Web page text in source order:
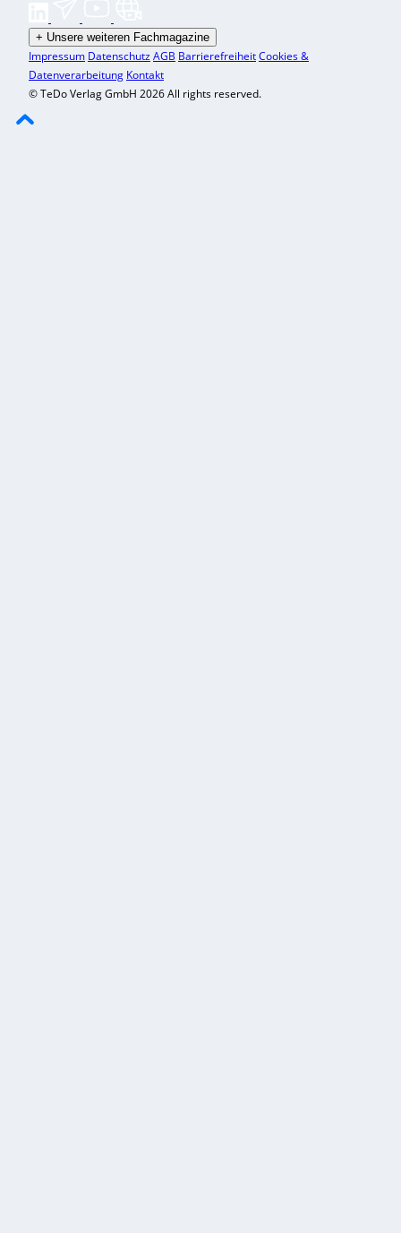
+ Unsere weiteren Fachmagazine
Impressum DatenschutzAGB BarrierefreiheitCookies &
Datenverarbeitung Kontakt
© TeDo Verlag GmbH 2026 All rights reserved.